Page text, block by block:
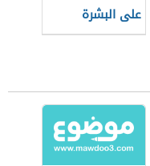
على البشرة